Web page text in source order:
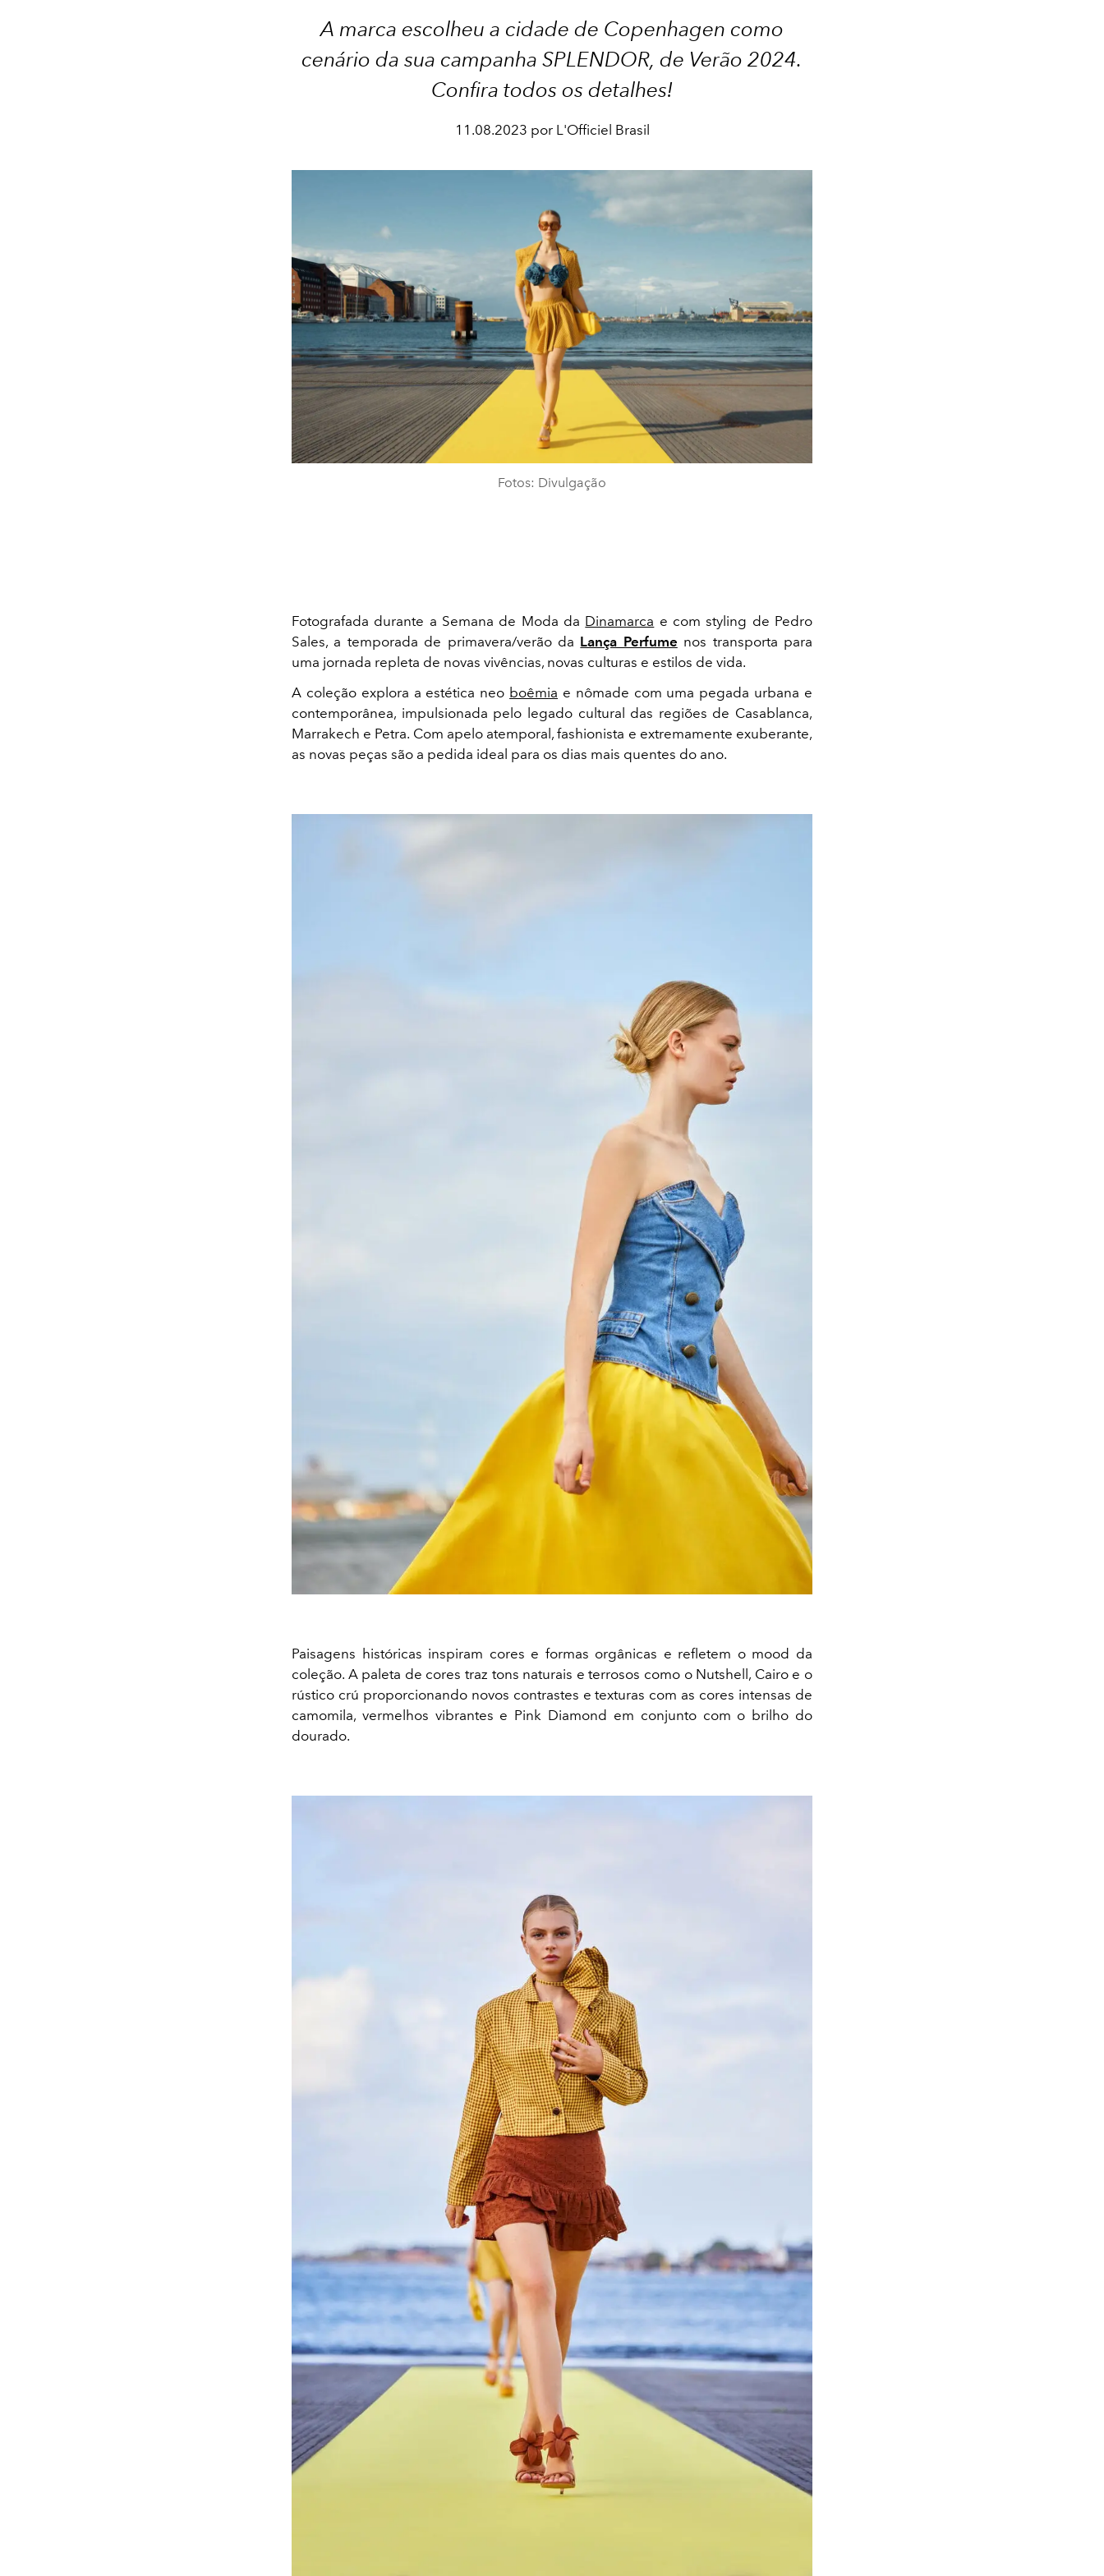
A marca escolheu a cidade de Copenhagen como
cenário da sua campanha SPLENDOR, de Verão 2024.
Confira todos os detalhes!
11.08.2023 por L'Officiel Brasil
Fotos: Divulgação
Fotografada durante a Semana de Moda da Dinamarca e com styling de Pedro
Sales, a temporada de primavera/verão da Lança Perfume nos transporta para
uma jornada repleta de novas vivências, novas culturas e estilos de vida.
A coleção explora a estética neo boêmia e nômade com uma pegada urbana e
contemporânea, impulsionada pelo legado cultural das regiões de Casablanca,
Marrakech e Petra. Com apelo atemporal, fashionista e extremamente exuberante,
as novas peças são a pedida ideal para os dias mais quentes do ano.
Paisagens históricas inspiram cores e formas orgânicas e refletem o mood da
coleção. A paleta de cores traz tons naturais e terrosos como o Nutshell, Cairo e o
rústico crú proporcionando novos contrastes e texturas com as cores intensas de
camomila, vermelhos vibrantes e Pink Diamond em conjunto com o brilho do
dourado.